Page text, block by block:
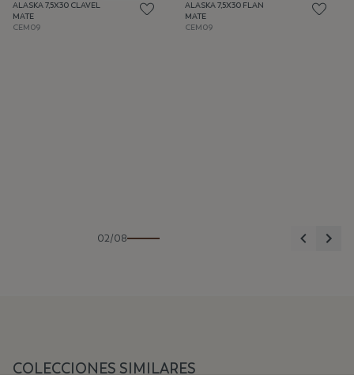
ALASKA 7,5X30 CLAVEL
MATE
CEM09
ALASKA 7,5X30 FLAN
MATE
CEM09
02/08 Anterior
COLECCIONES SIMILARES